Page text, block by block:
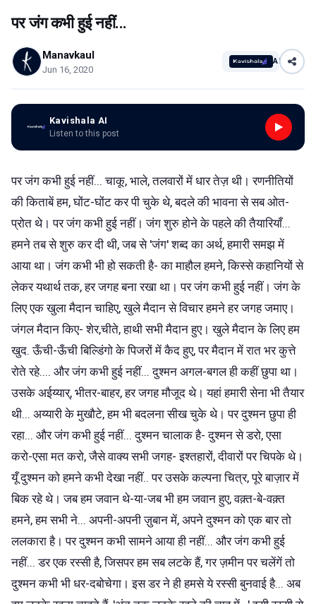
पर जंग कभी हुई नहीं...
Manavkaul
Jun 16, 2020
AI
Kavishala AI
Listen to this post
पर जंग कभी हुई नहीं... चाकू, भाले, तलवारों में धार तेज़ थी। रणनीतियों
की किताबें हम, घोंट-घोंट कर पी चुके थे, बदले की भावना से सब ओत-
प्रोत थे। पर जंग कभी हुई नहीं। जंग शुरु होने के पहले की तैयारियाँ...
हमने तब से शुरु कर दी थी, जब से 'जंग' शब्द का अर्थ, हमारी समझ में
आया था। जंग कभी भी हो सकती है- का माहौल हमने, किस्से कहानियों से
लेकर यथार्थ तक, हर जगह बना रखा था। पर जंग कभी हुई नहीं। जंग के
लिए एक खुला मैदान चाहिए, खुले मैदान से विचार हमने हर जगह जमाए।
जंगल मैदान किए- शेर,चीते, हाथी सभी मैदान हुए। खुले मैदान के लिए हम
खुद. ऊँची-ऊँची बिल्डिंगो के पिजरों में कैद हुए, पर मैदान में रात भर कुत्ते
रोते रहे.... और जंग कभी हुई नहीं... दुश्मन अगल-बगल ही कहीं छुपा था।
उसके अईय्यार्, भीतर-बाहर, हर जगह मौजूद थे। यहां हमारी सेना भी तैयार
थी... अय्यारी के मुखौटे, हम भी बदलना सीख चुके थे। पर दुश्मन छुपा ही
रहा... और जंग कभी हुई नहीं... दुश्मन चालाक है- दुश्मन से डरो, एसा
करो-एसा मत करो, जैसे वाक्य सभी जगह- इश्तहारों, दीवारों पर चिपके थे।
यूँ दुश्मन को हमने कभी देखा नहीं.. पर उसके कल्पना चित्र, पूरे बाज़ार में
बिक रहे थे। जब हम जवान थे-या-जब भी हम जवान हुए, वक़्त-बे-वक़्त
हमने, हम सभी ने... अपनी-अपनी ज़ुबान में, अपने दुश्मन को एक बार तो
ललकारा है। पर दुश्मन कभी सामने आया ही नहीं... और जंग कभी हुई
नहीं... डर एक रस्सी है, जिसपर हम सब लटके हैं, गर ज़मीन पर चलेंगें तो
दुश्मन कभी भी धर-दबोचेगा। इस डर ने ही हमसे ये रस्सी बुनवाई है... अब